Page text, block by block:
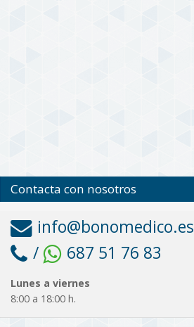
Contacta con nosotros
info@bonomedico.es
/
687 51 76 83
Lunes a viernes
8:00 a 18:00 h.